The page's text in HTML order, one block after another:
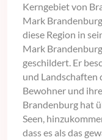
Kerngebiet von
Mark
diese Region in
Mark
geschildert. Er
und Landschaften
Bewohner und
Brandenburg hat
Seen,
dass es als das